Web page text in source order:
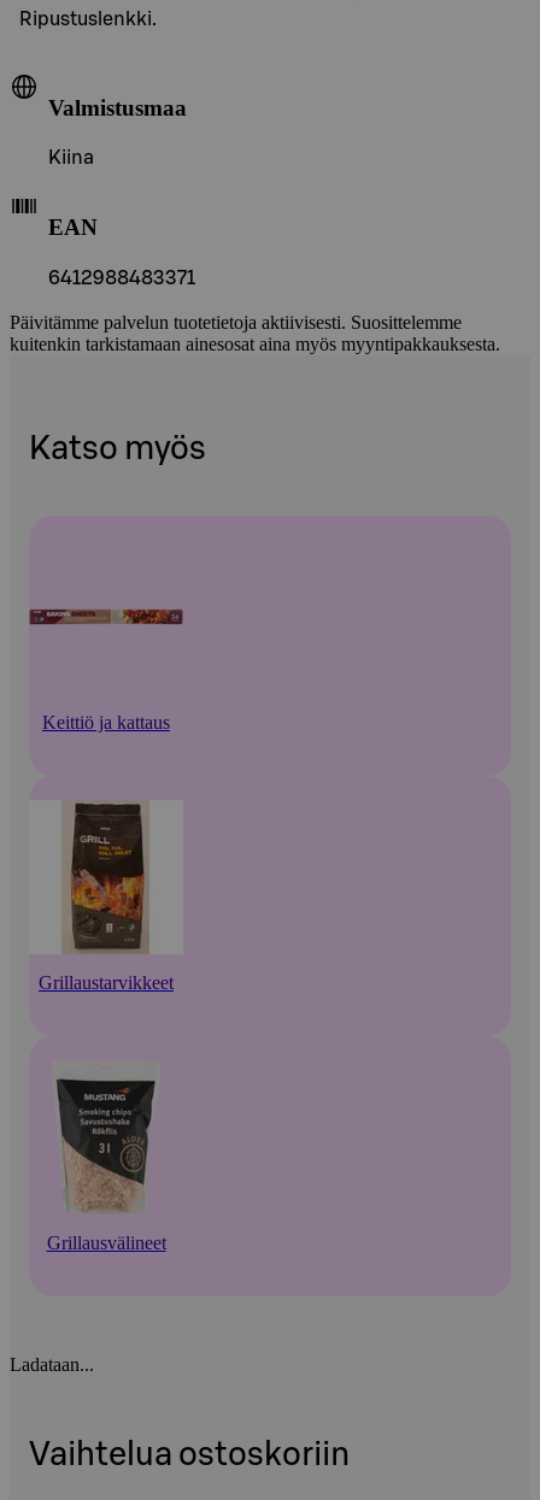
Ripustuslenkki.
Valmistusmaa
Kiina
EAN
6412988483371
Päivitämme palvelun tuotetietoja aktiivisesti. Suosittelemme
kuitenkin tarkistamaan ainesosat aina myös myyntipakkauksesta.
Katso myös
Keittiö ja kattaus
Grillaustarvikkeet
Grillausvälineet
Ladataan...
Vaihtelua ostoskoriin